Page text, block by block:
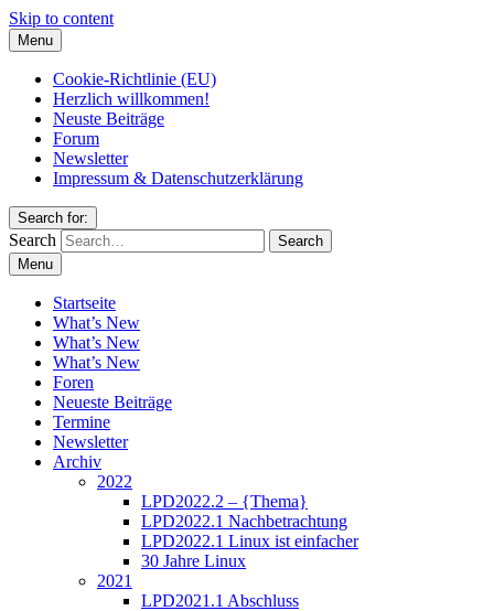
Skip to content
Menu
Cookie-Richtlinie (EU)
Herzlich willkommen!
Neuste Beiträge
Forum
Newsletter
Impressum & Datenschutzerklärung
Search for:
Search
Menu
Startseite
What’s New
What’s New
What’s New
Foren
Neueste Beiträge
Termine
Newsletter
Archiv
2022
LPD2022.2 – {Thema}
LPD2022.1 Nachbetrachtung
LPD2022.1 Linux ist einfacher
30 Jahre Linux
2021
LPD2021.1 Abschluss